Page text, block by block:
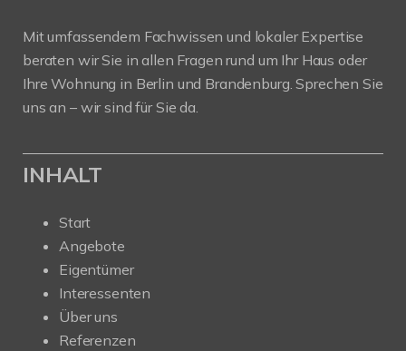
Mit umfassendem Fachwissen und lokaler Expertise
beraten wir Sie in allen Fragen rund um Ihr Haus oder
Ihre Wohnung in Berlin und Brandenburg. Sprechen Sie
uns an – wir sind für Sie da.
INHALT
Start
Angebote
Eigentümer
Interessenten
Über uns
Referenzen